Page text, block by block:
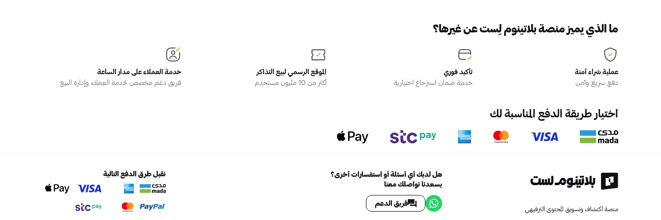
ما الذي يميز منصة بلاتينوم لِست عن غيرها؟
عملية شراء آمنة
دفع سريع وآمن
تأكيد فوري
خدمة ضمان استرجاع اختيارية
الموقع الرسمي لبيع التذاكر
أكثر من 10 مليون مستخدم
خدمة العملاء على مدار الساعة
فريق دعم مخصص لخدمة العملاء وإدارة البيع
اختيار طريقة الدفع المناسبة لك
منصة اكتشاف وتسويق المحتوى الترفيهي
هل لديك أي أسئلة أو استفسارات أخرى؟
يسعدنا تواصلك معنا
فريق الدعم
نقبل طرق الدفع التالية